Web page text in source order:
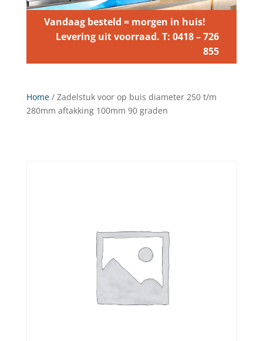
Vandaag besteld = morgen in huis!
Levering uit voorraad. T: 0418 – 726
855
Home/ Zadelstuk voor op buis diameter 250 t/m
280mm aftakking 100mm 90 graden